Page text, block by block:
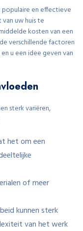
populaire en effectieve
uw huis te
kosten van een
verschillende factoren
u een idee geven van
sterk variëren,
het om een
of meer
kunnen sterk
van het werk